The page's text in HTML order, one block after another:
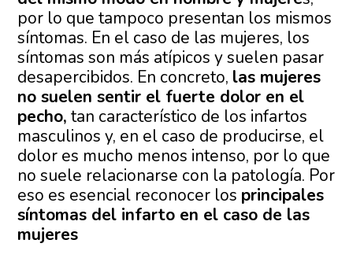
por lo que tampoco presentan los mismos
síntomas. En el caso de las mujeres, los
síntomas son más atípicos y suelen pasar
desapercibidos. En concreto, las mujeres
no suelen sentir el fuerte dolor en el
pecho, tan característico de los infartos
masculinos y, en el caso de producirse, el
dolor es mucho menos intenso, por lo que
no suele relacionarse con la patología. Por
eso es esencial reconocer los principales
síntomas del infarto en el caso de las
mujeres